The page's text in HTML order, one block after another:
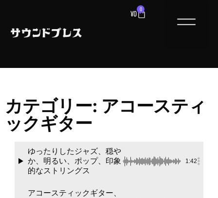
¥0 0
カテゴリー: アコースティ
ックギター
ゆったりしたジャズ、穏や
か、明るい、ポップ、印象
的なストリングス
1:42
アコースティックギター、